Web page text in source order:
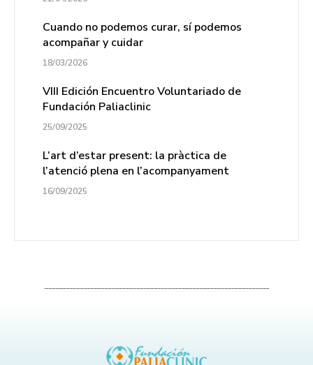
Cuando no podemos curar, sí podemos
acompañar y cuidar
18/03/2026
VIII Edición Encuentro Voluntariado de
Fundación Paliaclinic
25/09/2025
L’art d’estar present: la pràctica de
l’atenció plena en l’acompanyament
16/09/2025